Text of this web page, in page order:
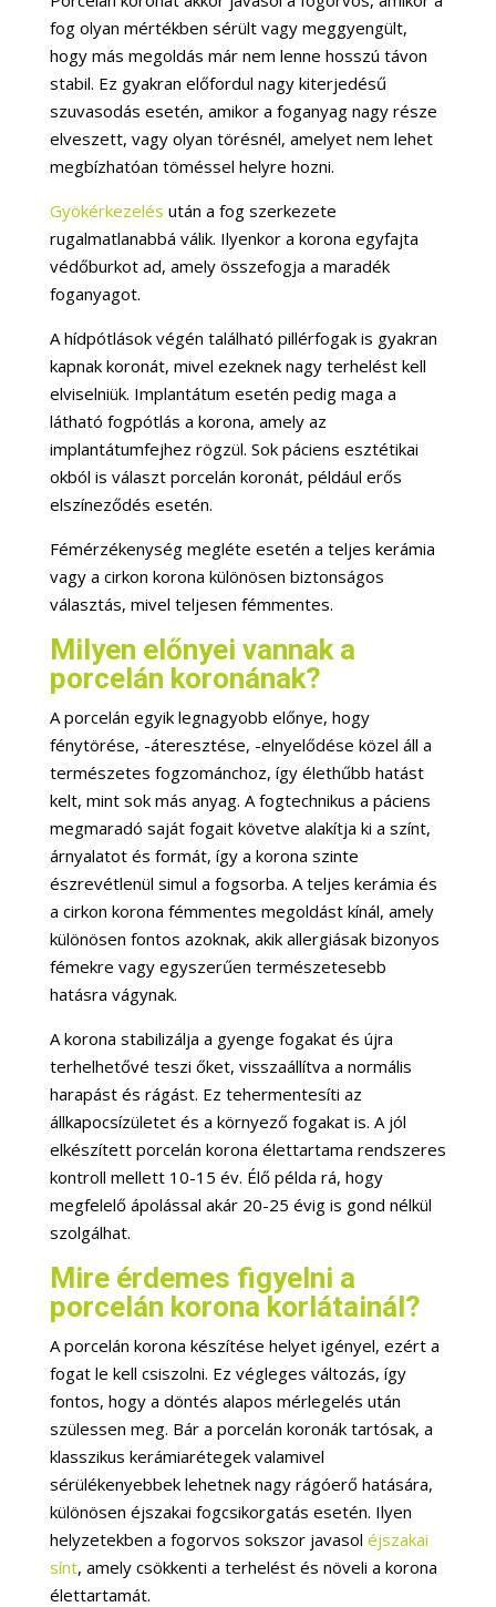
fog olyan mértékben sérült vagy meggyengült,
hogy más megoldás már nem lenne hosszú távon
stabil. Ez gyakran előfordul nagy kiterjedésű
szuvasodás esetén, amikor a foganyag nagy része
elveszett, vagy olyan törésnél, amelyet nem lehet
megbízhatóan töméssel helyre hozni.
Gyökérkezelés után a fog szerkezete
rugalmatlanabbá válik. Ilyenkor a korona egyfajta
védőburkot ad, amely összefogja a maradék
foganyagot.
A hídpótlások végén található pillérfogak is gyakran
kapnak koronát, mivel ezeknek nagy terhelést kell
elviselniük. Implantátum esetén pedig maga a
látható fogpótlás a korona, amely az
implantátumfejhez rögzül. Sok páciens esztétikai
okból is választ porcelán koronát, például erős
elszíneződés esetén.
Fémérzékenység megléte esetén a teljes kerámia
vagy a cirkon korona különösen biztonságos
választás, mivel teljesen fémmentes.
Milyen előnyei vannak a
porcelán koronának?
A porcelán egyik legnagyobb előnye, hogy
fénytörése, -áteresztése, -elnyelődése közel áll a
természetes fogzománchoz, így élethűbb hatást
kelt, mint sok más anyag. A fogtechnikus a páciens
megmaradó saját fogait követve alakítja ki a színt,
árnyalatot és formát, így a korona szinte
észrevétlenül simul a fogsorba. A teljes kerámia és
a cirkon korona fémmentes megoldást kínál, amely
különösen fontos azoknak, akik allergiásak bizonyos
fémekre vagy egyszerűen természetesebb
hatásra vágynak.
A korona stabilizálja a gyenge fogakat és újra
terhelhetővé teszi őket, visszaállítva a normális
harapást és rágást. Ez tehermentesíti az
állkapocsízületet és a környező fogakat is. A jól
elkészített porcelán korona élettartama rendszeres
kontroll mellett 10-15 év. Élő példa rá, hogy
megfelelő ápolással akár 20-25 évig is gond nélkül
szolgálhat.
Mire érdemes figyelni a
porcelán korona korlátainál?
A porcelán korona készítése helyet igényel, ezért a
fogat le kell csiszolni. Ez végleges változás, így
fontos, hogy a döntés alapos mérlegelés után
szülessen meg. Bár a porcelán koronák tartósak, a
klasszikus kerámiarétegek valamivel
sérülékenyebbek lehetnek nagy rágóerő hatására,
különösen éjszakai fogcsikorgatás esetén. Ilyen
helyzetekben a fogorvos sokszor javasol éjszakai
sínt, amely csökkenti a terhelést és növeli a korona
élettartamát.